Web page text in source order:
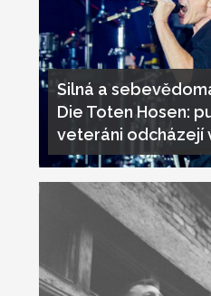
Silná a
Die Toten Hosen:
veteráni odcházejí